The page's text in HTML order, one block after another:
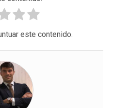
este contenido.